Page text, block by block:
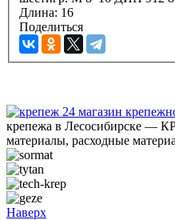
Длина: 16
Поделиться
крепежа в Лесосибирске —
материалы, расходные
Наверх